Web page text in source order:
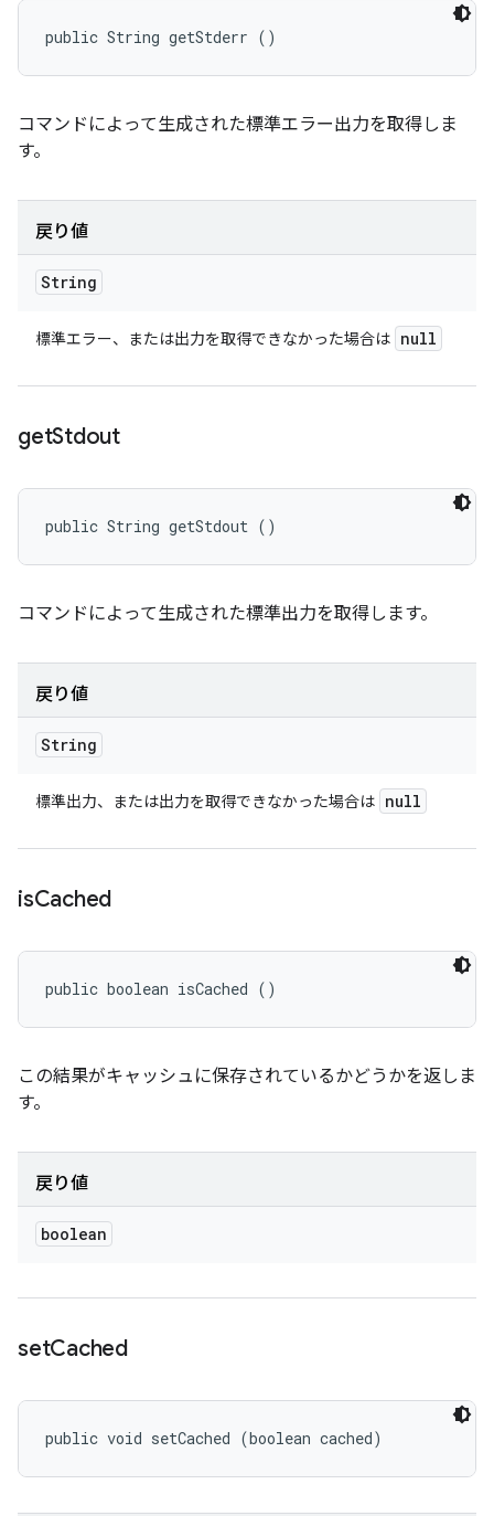
public String getStderr ()
コマンドによって生成された標準エラー出力を取得しま
す。
戻り値
String
標準エラー、または出力を取得できなかった場合は null
getStdout
public String getStdout ()
コマンドによって生成された標準出力を取得します。
戻り値
String
標準出力、または出力を取得できなかった場合は null
isCached
public boolean isCached ()
この結果がキャッシュに保存されているかどうかを返しま
す。
戻り値
boolean
setCached
public void setCached (boolean cached)